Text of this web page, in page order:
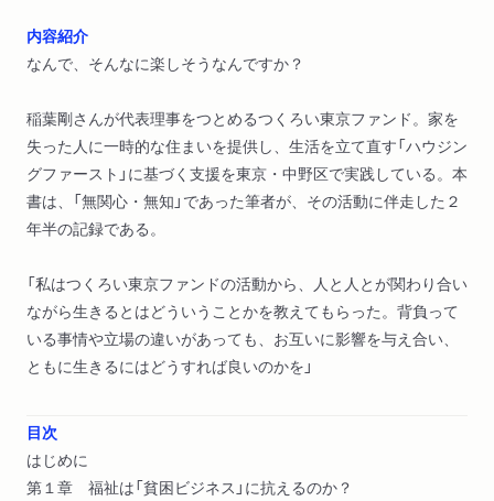
内容紹介
なんで、そんなに楽しそうなんですか？
稲葉剛さんが代表理事をつとめるつくろい東京ファンド。家を
失った人に一時的な住まいを提供し、生活を立て直す「ハウジン
グファースト」に基づく支援を東京・中野区で実践している。本
書は、「無関心・無知」であった筆者が、その活動に伴走した２
年半の記録である。
「私はつくろい東京ファンドの活動から、人と人とが関わり合い
ながら生きるとはどういうことかを教えてもらった。背負って
いる事情や立場の違いがあっても、お互いに影響を与え合い、
ともに生きるにはどうすれば良いのかを」
目次
はじめに
第１章 福祉は「貧困ビジネス」に抗えるのか？